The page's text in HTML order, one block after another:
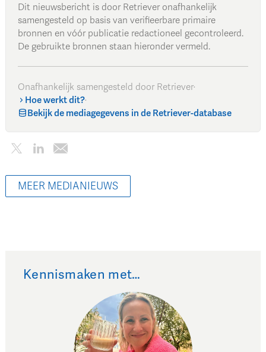
Dit nieuwsbericht is door Retriever onafhankelijk
samengesteld op basis van verifieerbare primaire
bronnen en vóór publicatie redactioneel gecontroleerd.
De gebruikte bronnen staan hieronder vermeld.
Onafhankelijk samengesteld door Retriever·
Hoe werkt dit?·
Bekijk de mediagegevens in de Retriever-database
MEER MEDIANIEUWS
Kennismaken met…